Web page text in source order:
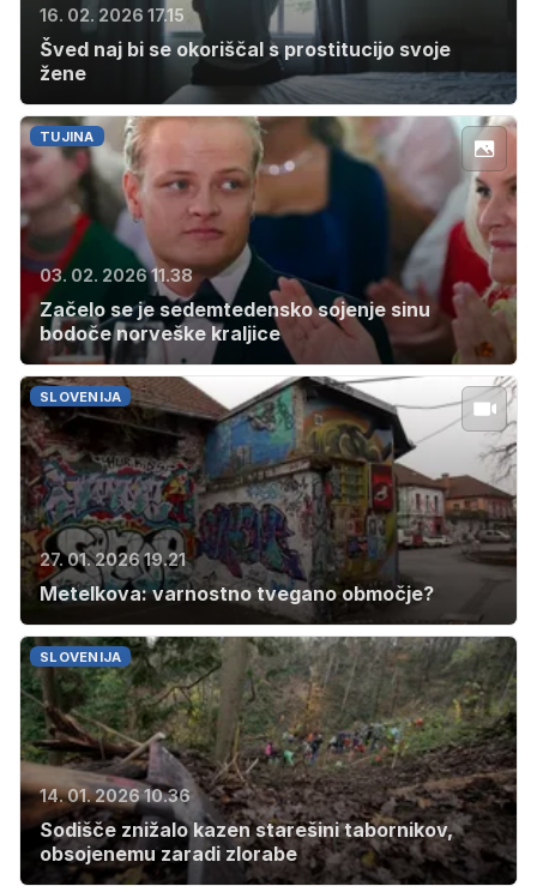
16. 02. 2026 17.15
Šved naj bi se okoriščal s prostitucijo svoje
žene
TUJINA
03. 02. 2026 11.38
Začelo se je sedemtedensko sojenje sinu
bodoče norveške kraljice
SLOVENIJA
27. 01. 2026 19.21
Metelkova: varnostno tvegano območje?
SLOVENIJA
14. 01. 2026 10.36
Sodišče znižalo kazen starešini tabornikov,
obsojenemu zaradi zlorabe